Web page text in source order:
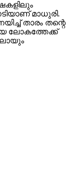
മാധുരി.
താരം തന്റെ
ലോകത്തേക്ക്